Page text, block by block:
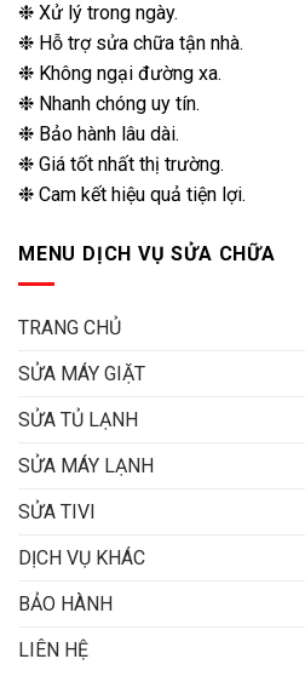
❉ Xử lý trong ngày.
❉ Hỗ trợ sửa chữa tận nhà.
❉ Không ngại đường xa.
❉ Nhanh chóng uy tín.
❉ Bảo hành lâu dài.
❉ Giá tốt nhất thị trường.
❉ Cam kết hiệu quả tiện lợi.
MENU DỊCH VỤ SỬA CHỮA
TRANG CHỦ
SỬA MÁY GIẶT
SỬA TỦ LẠNH
SỬA MÁY LẠNH
SỬA TIVI
DỊCH VỤ KHÁC
BẢO HÀNH
LIÊN HỆ